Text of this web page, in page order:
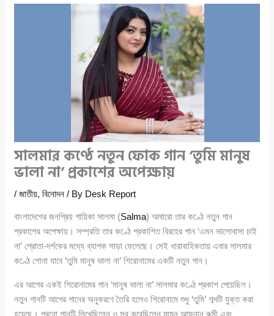
সালমার কণ্ঠে নতুন ফোক গান ‘তুমি মানুষ
ভালা না’ প্রকাশের অপেক্ষায়
/জাতীয়,বিনোদন / By Desk Report
বাংলাদেশের জনপ্রিয় গায়িকা সালমা (Salma) আবারো তার কণ্ঠে নতুন গান
প্রকাশের অপেক্ষায়। সম্প্রতি তার কণ্ঠে প্রকাশিত বিরহের গান ‘এমন ভালোবাসা চাই
না’ শ্রোতা-দর্শকের মধ্যে ব্যাপক সাড়া ফেলেছে। সেই ধারাবাহিকতায় এবার সালমার
কণ্ঠে শোনা যাবে ‘তুমি মানুষ ভালা না’ শিরোনামের একটি নতুন গান।
এর আগের একই শিরোনামের গান ‘মানুষ ভালা না’ সালমার কণ্ঠে প্রকাশ পেয়েছিল।
নতুন গানটি আগের গানের অনুকরণে তৈরি হলেও শিরোনামে শুধু ‘তুমি’ শব্দটি যুক্ত করা
হয়েছে। পুরনো গানটি লিখেছিলেন ও সুর করেছিলেন মামুন আফনান রুমী এবং